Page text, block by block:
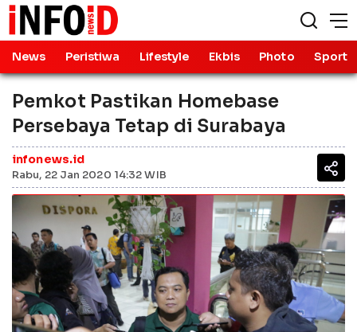
News Peristiwa Lifestyle Ekbis Photo Sport
Pemkot Pastikan Homebase
Persebaya Tetap di Surabaya
infonews.id
Rabu, 22 Jan 2020 14:32 WIB